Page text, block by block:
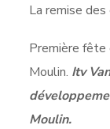
La remise
Première fête
Moulin. Itv
Moulin.